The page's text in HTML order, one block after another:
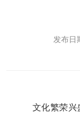
发布日
文化繁荣兴盛